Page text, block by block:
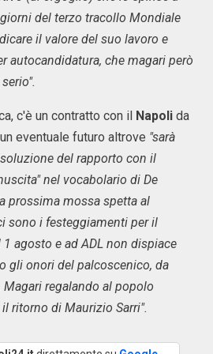
del terzo tracollo Mondiale
il valore del suo lavoro e
autocandidatura, che magari però
c'è un contratto con il Napoli da
eventuale futuro altrove "sarà
del rapporto con il
nel vocabolario di De
prossima mossa spetta al
sono i festeggiamenti per il
agosto e ad ADL non dispiace
gli onori del palcoscenico, da
regalando al popolo
ritorno di Maurizio Sarri".